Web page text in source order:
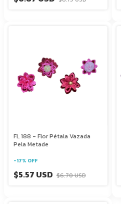
FL 188 - Flor Pétala Vazada
Pela Metade
-17% OFF
$5.57 USD $6.70 USD